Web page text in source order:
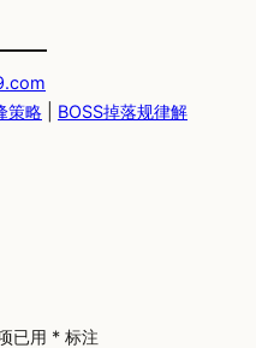
策略
BOSS掉落规律解
已用 * 标注